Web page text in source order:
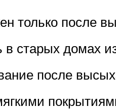
только после
в старых домах
после